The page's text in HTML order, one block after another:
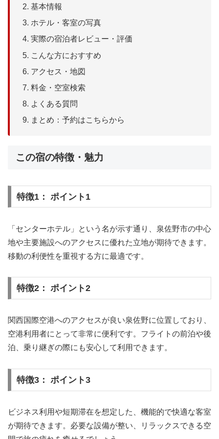
基本情報
ホテル・客室の写真
実際の宿泊者レビュー・評価
こんな方におすすめ
アクセス・地図
料金・空室検索
よくある質問
まとめ：予約はこちらから
この宿の特徴・魅力
特徴1： ポイント1
「センターホテル」という名が示す通り、泉佐野市の中心
地や主要施設へのアクセスに優れた立地が期待できます。
移動の利便性を重視する方に最適です。
特徴2： ポイント2
関西国際空港へのアクセスが良い泉佐野に位置しており、
空港利用者にとって非常に便利です。フライトの前泊や後
泊、乗り継ぎの際にも安心して利用できます。
特徴3： ポイント3
ビジネス利用や短期滞在を想定した、機能的で快適な客室
が期待できます。必要な設備が整い、リラックスできる空